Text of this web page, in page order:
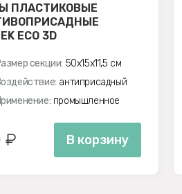
ПЛАСТИКОВЫЕ
ECO 3D
секции: 50х15х11,5 см
антиприсадный
промышленное
₽ В корзину